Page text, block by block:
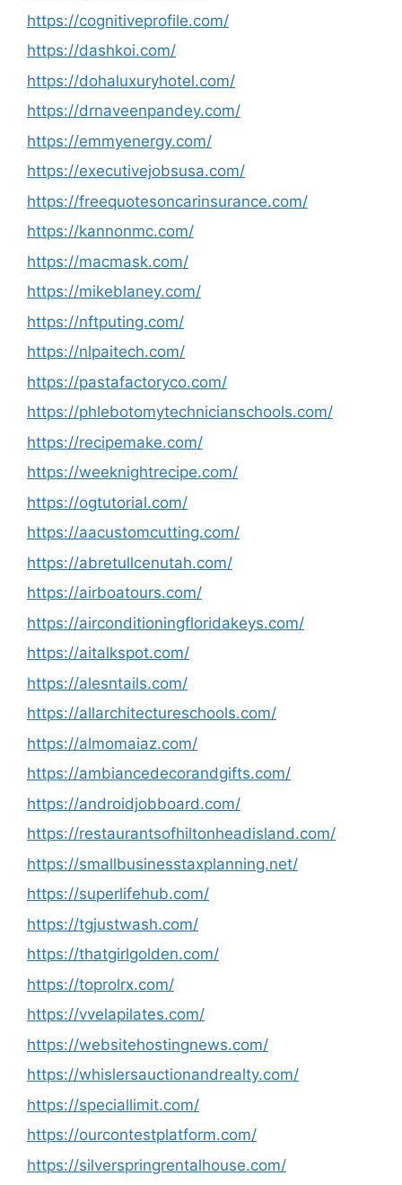
https://cognitiveprofile.com/
https://dashkoi.com/
https://dohaluxuryhotel.com/
https://drnaveenpandey.com/
https://emmyenergy.com/
https://executivejobsusa.com/
https://freequotesoncarinsurance.com/
https://kannonmc.com/
https://macmask.com/
https://mikeblaney.com/
https://nftputing.com/
https://nlpaitech.com/
https://pastafactoryco.com/
https://phlebotomytechnicianschools.com/
https://recipemake.com/
https://weeknightrecipe.com/
https://ogtutorial.com/
https://aacustomcutting.com/
https://abretullcenutah.com/
https://airboatours.com/
https://airconditioningfloridakeys.com/
https://aitalkspot.com/
https://alesntails.com/
https://allarchitectureschools.com/
https://almomaiaz.com/
https://ambiancedecorandgifts.com/
https://androidjobboard.com/
https://restaurantsofhiltonheadisland.com/
https://smallbusinesstaxplanning.net/
https://superlifehub.com/
https://tgjustwash.com/
https://thatgirlgolden.com/
https://toprolrx.com/
https://vvelapilates.com/
https://websitehostingnews.com/
https://whislersauctionandrealty.com/
https://speciallimit.com/
https://ourcontestplatform.com/
https://silverspringrentalhouse.com/